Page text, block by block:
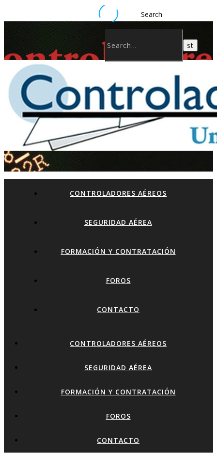
Search
CONTROLADORES AÉREOS
SEGURIDAD AÉREA
FORMACIÓN Y CONTRATACIÓN
FOROS
CONTACTO
CONTROLADORES AÉREOS
SEGURIDAD AÉREA
FORMACIÓN Y CONTRATACIÓN
FOROS
CONTACTO